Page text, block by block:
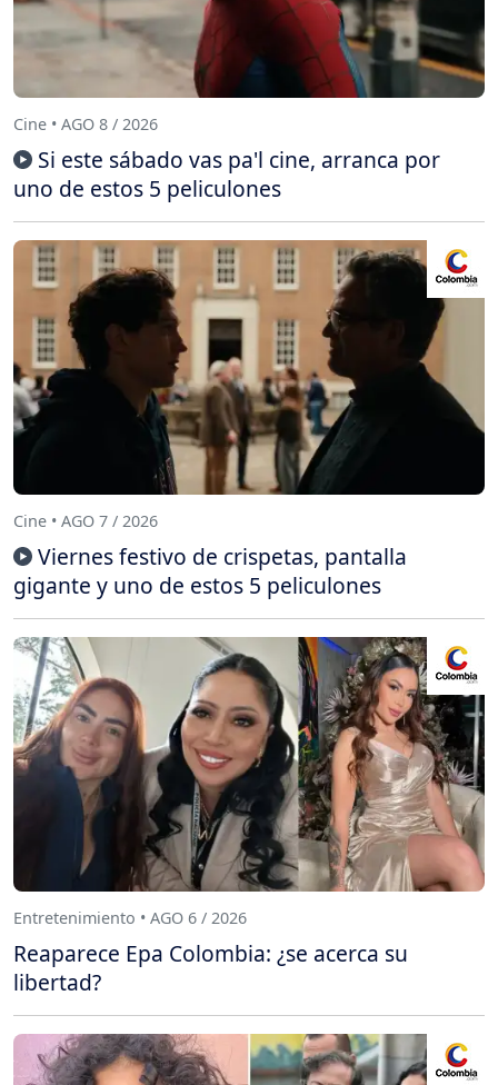
Cine • AGO 8 / 2026
Si este sábado vas pa'l cine, arranca por
uno de estos 5 peliculones
Cine • AGO 7 / 2026
Viernes festivo de crispetas, pantalla
gigante y uno de estos 5 peliculones
Entretenimiento • AGO 6 / 2026
Reaparece Epa Colombia: ¿se acerca su
libertad?